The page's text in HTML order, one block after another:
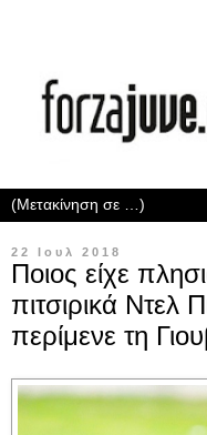
22 Ιουλ 2018
Ποιος είχε
πιτσιρικά Ντελ
περίμενε τη